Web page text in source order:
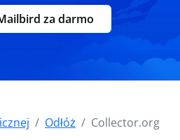
za darmo
Odłóż Collector.org